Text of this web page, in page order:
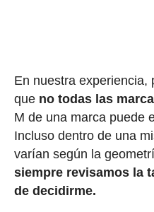
En nuestra experiencia,
que no todas las
M de una marca puede
Incluso dentro de una
varían según la
siempre revisamos la
de decidirme.